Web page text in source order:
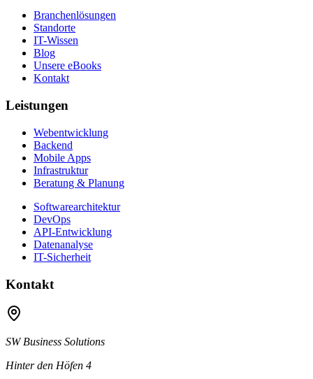
Branchenlösungen
Standorte
IT-Wissen
Blog
Unsere eBooks
Kontakt
Leistungen
Webentwicklung
Backend
Mobile Apps
Infrastruktur
Beratung & Planung
Softwarearchitektur
DevOps
API-Entwicklung
Datenanalyse
IT-Sicherheit
Kontakt
SW Business Solutions
Hinter den Höfen 4